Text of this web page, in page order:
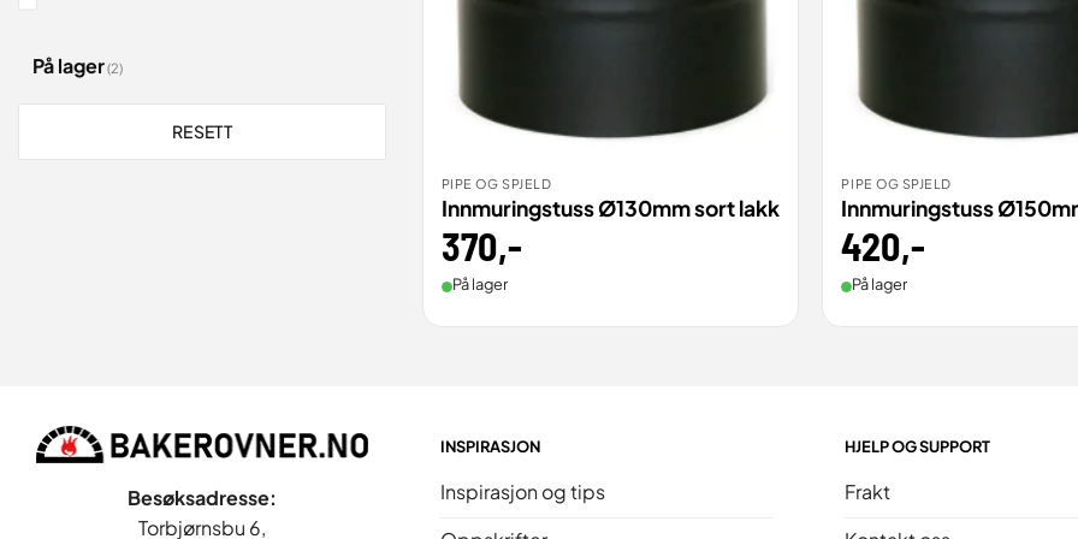
På lager(2)
RESETT
BESTILL
PIPE OG SPJELD
Innmuringstuss Ø130mm sort lakk
370,-
På lager
BESTILL
PIPE OG SPJELD
Innmuringstuss
420,-
På lager
Besøksadresse:
Torbjørnsbu 6,
INSPIRASJON
Inspirasjon og tips
HJELP OG SUPPORT
Frakt